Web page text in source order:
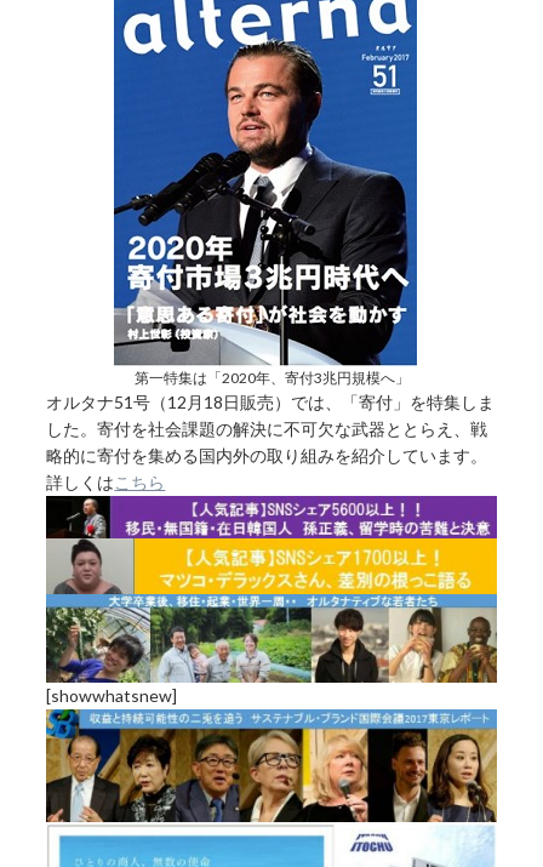
第一特集は「2020年、寄付3兆円規模へ」
オルタナ51号（12月18日販売）では、「寄付」を特集しま
した。寄付を社会課題の解決に不可欠な武器ととらえ、戦
略的に寄付を集める国内外の取り組みを紹介しています。
詳しくはこちら
[showwhatsnew]